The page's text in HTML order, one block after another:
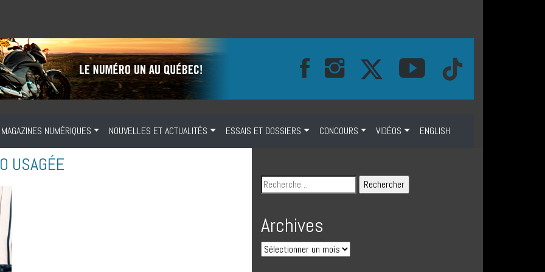
MAGAZINES NUMÉRIQUES NOUVELLES ET ACTUALITÉS ESSAIS ET DOSSIERS CONCOURS VIDÉOS ENGLISH
USAGÉE
Archives